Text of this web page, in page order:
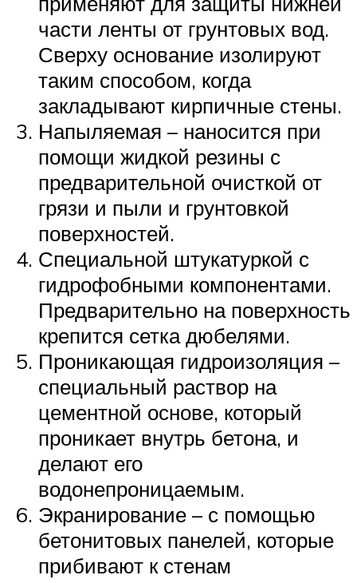
части ленты от грунтовых вод.
Сверху основание изолируют
таким способом, когда
закладывают кирпичные стены.
Напыляемая – наносится при
помощи жидкой резины с
предварительной очисткой от
грязи и пыли и грунтовкой
поверхностей.
Специальной штукатуркой с
гидрофобными компонентами.
Предварительно на поверхность
крепится сетка дюбелями.
Проникающая гидроизоляция –
специальный раствор на
цементной основе, который
проникает внутрь бетона, и
делают его
водонепроницаемым.
Экранирование – с помощью
бетонитовых панелей, которые
прибивают к стенам